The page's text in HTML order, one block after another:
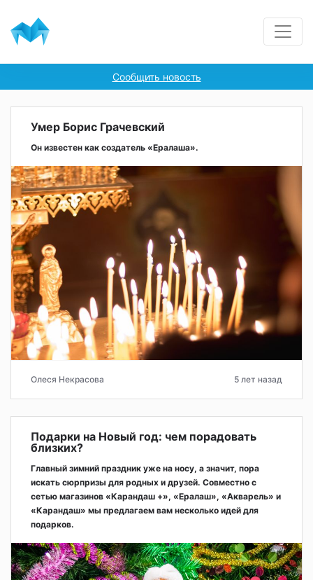
Сообщить новость
Умер Борис Грачевский
Он известен как создатель «Ералаша».
Олеся Некрасова 5 лет назад
Подарки на Новый год: чем порадовать
близких?
Главный зимний праздник уже на носу, а значит, пора
искать сюрпризы для родных и друзей. Совместно с
сетью магазинов «Карандаш +», «Ералаш», «Акварель» и
«Карандаш» мы предлагаем вам несколько идей для
подарков.